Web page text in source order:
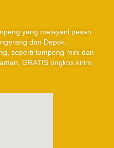
yang melayani pesan
dan Depok.
seperti tumpeng mini dan
GRATIS ongkos kirim.